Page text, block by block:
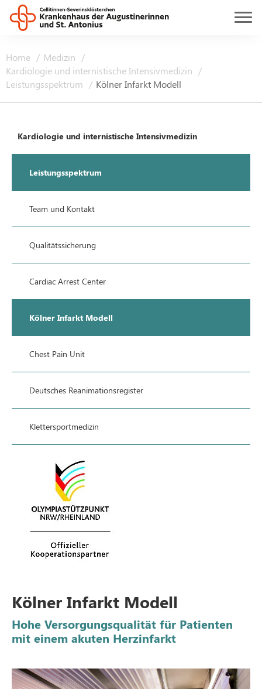
Home
Medizin
Kardiologie und internistische Intensivmedizin
Leistungsspektrum
Kölner Infarkt Modell
Kardiologie und internistische Intensivmedizin
Leistungsspektrum
Team und Kontakt
Qualitätssicherung
Cardiac Arrest Center
Kölner Infarkt Modell
Chest Pain Unit
Deutsches Reanimationsregister
Klettersportmedizin
Kölner Infarkt Modell
Hohe Versorgungsqualität für Patienten
mit einem akuten Herzinfarkt